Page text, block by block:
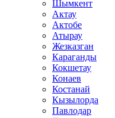
Шымкент
Актау
Актобе
Атырау
Жезказган
Караганды
Кокшетау
Конаев
Костанай
Кызылорда
Павлодар